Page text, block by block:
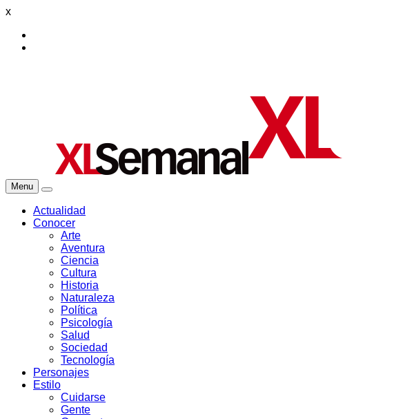
x
Menu
Actualidad
Conocer
Arte
Aventura
Ciencia
Cultura
Historia
Naturaleza
Política
Psicología
Salud
Sociedad
Tecnología
Personajes
Estilo
Cuidarse
Gente